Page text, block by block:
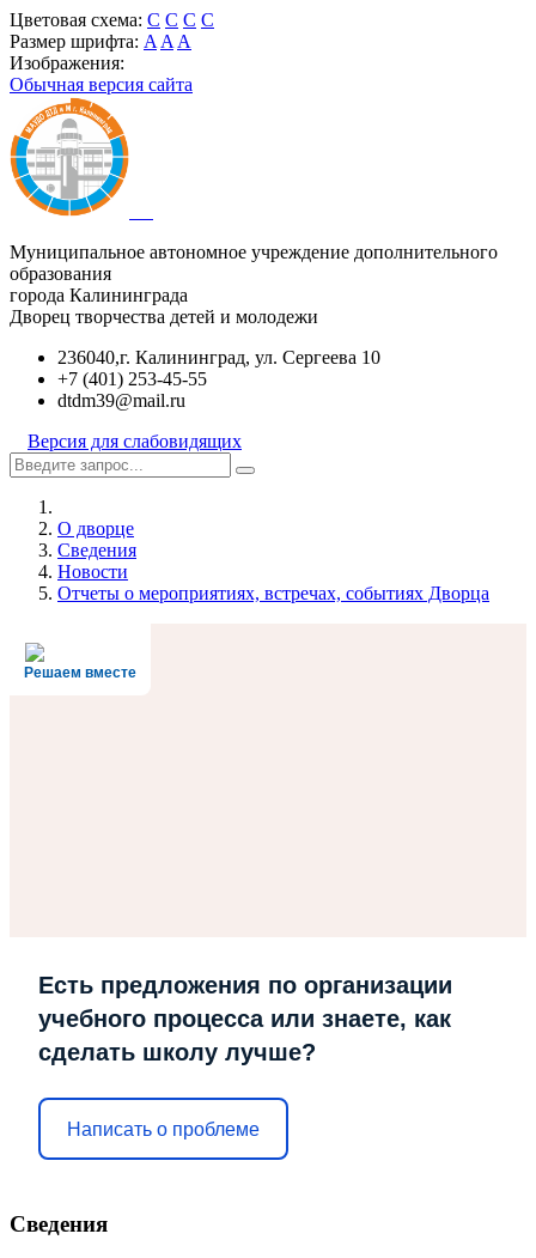
Цветовая схема: C C C C
Размер шрифта: A A A
Изображения:
Обычная версия сайта
Муниципальное автономное учреждение дополнительного
образования
города Калининграда
Дворец творчества детей и молодежи
236040,г. Калининград, ул. Сергеева 10
+7 (401) 253-45-55
dtdm39@mail.ru
Версия для слабовидящих
О дворце
Сведения
Новости
Отчеты о мероприятиях, встречах, событиях Дворца
Решаем вместе
Есть предложения по организации
учебного процесса или знаете, как
сделать школу лучше?
Написать о проблеме
Сведения